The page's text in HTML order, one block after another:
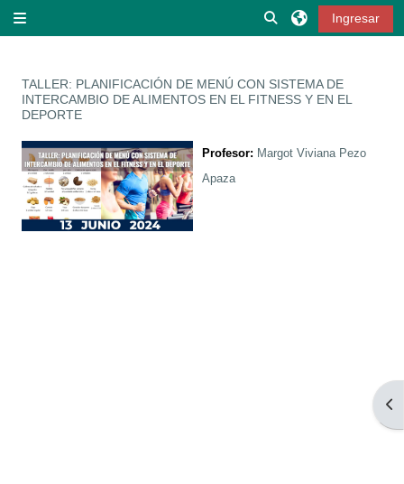
Activar oIngresar
TALLER: PLANIFICACIÓN DE MENÚ CON SISTEMA DE
INTERCAMBIO DE ALIMENTOS EN EL FITNESS Y EN EL
DEPORTE
Profesor: Margot Viviana Pezo
Apaza